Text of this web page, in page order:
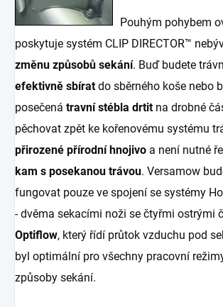
Pouhým pohybem
poskytuje systém CLIP DIRECTOR™
změnu způsobů sekání. Buď budete
efektivně sbíratdo sběrného koše nebo
posečená travní stébla drtitna drobné
pěchovat zpět ke kořenovému systému
přirozené přírodní hnojivo a není nutné
kam s posekanou trávou. Versamow
fungovat pouze ve spojení se systémy
- dvěma sekacími noži se čtyřmi ostrými
Optiflow, který řídí průtok vzduchu pod
byl optimální pro všechny pracovní
způsoby sekání.